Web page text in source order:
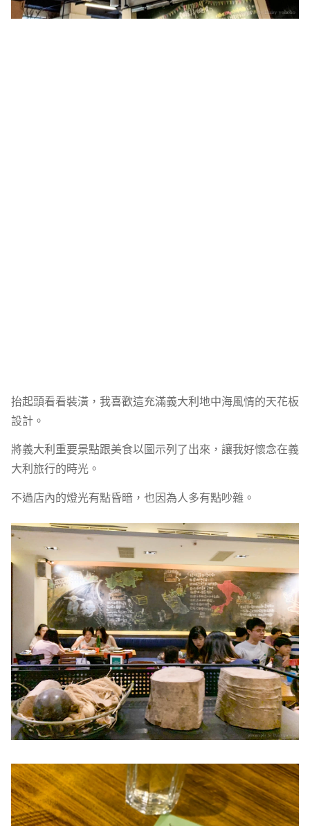
抬起頭看看裝潢，我喜歡這充滿義大利地中海風情的天花板
設計。
將義大利重要景點跟美食以圖示列了出來，讓我好懷念在義
大利旅行的時光。
不過店內的燈光有點昏暗，也因為人多有點吵雜。